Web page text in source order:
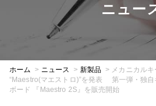
ニュー
ホーム > ニュース > 新製品 > メカニカル
“Maestro(マエストロ)”を発表 第一弾・独自
ボード 『Maestro 2S』を販売開始